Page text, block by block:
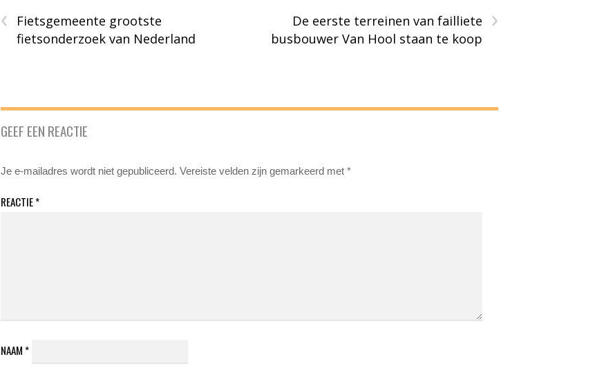
‹
Fietsgemeente grootste
fietsonderzoek van Nederland
›
De eerste terreinen van failliete
busbouwer Van Hool staan te koop
GEEF EEN REACTIE
Je e-mailadres wordt niet gepubliceerd. Vereiste velden zijn gemarkeerd met*
REACTIE*
NAAM *